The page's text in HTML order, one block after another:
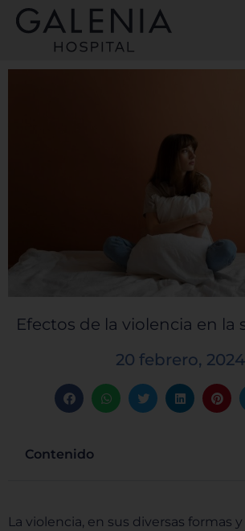
contenido
Efectos de la violencia en la
20 febrero, 2024
Contenido
La violencia, en sus diversas formas y